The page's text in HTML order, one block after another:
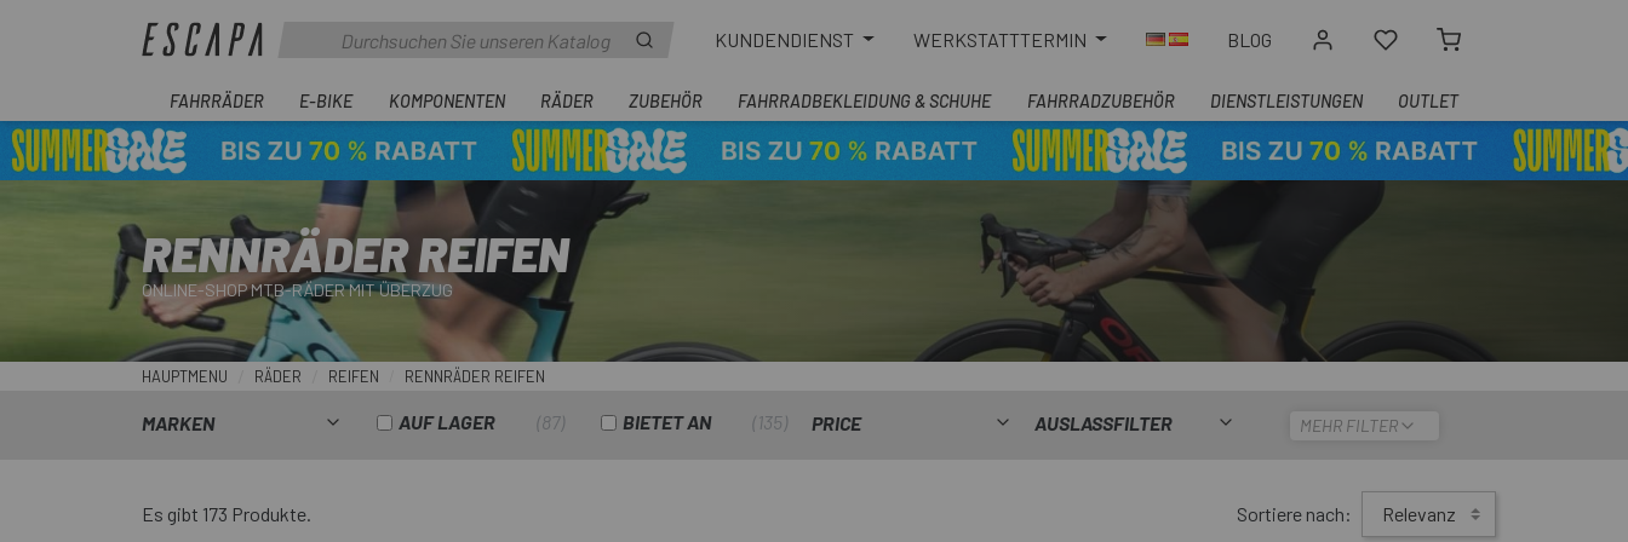
KUNDENDIENST WERKSTATTTERMIN BLOG
FAHRRÄDER E-BIKE KOMPONENTEN RÄDER ZUBEHÖR FAHRRADBEKLEIDUNG & SCHUHE FAHRRADZUBEHÖR DIENSTLEISTUNGEN OUTLET
RENNRÄDER REIFEN
ONLINE-SHOP MTB-RÄDER MIT ÜBERZUG
HAUPTMENU RÄDER REIFEN RENNRÄDER REIFEN
MARKEN AUF LAGER 87 BIETET AN 135 PRICE AUSLASSFILTER MEHR FILTER
Es gibt 173 Produkte. Sortiere nach: Relevanz